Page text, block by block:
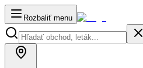
Rozbaliť menu